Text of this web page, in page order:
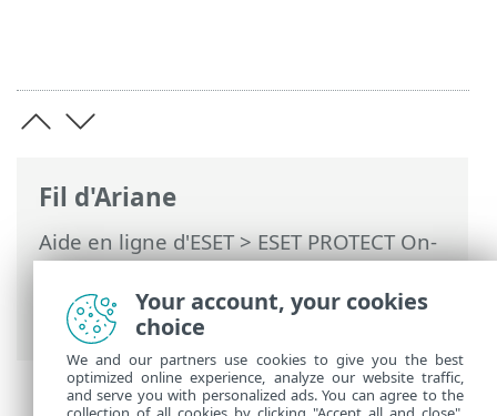
Fil d'Ariane
Aide en ligne d'ESET>ESET PROTECT On-
Prem>Utiliser un périphérique virtuel
ESET PROTECT>Interface
d'administration de Webmin
Your account, your cookies
choice
We and our partners use cookies to give you the best
optimized online experience, analyze our website traffic,
and serve you with personalized ads. You can agree to the